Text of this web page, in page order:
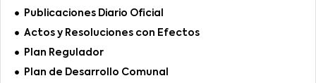
Publicaciones Diario Oficial
Actos y Resoluciones con Efectos
Plan Regulador
Plan de Desarrollo Comunal